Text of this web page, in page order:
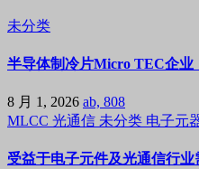
未分类
半导体制冷片Micro TEC企
8 月 1, 2026 ab, 808
MLCC 光通信 未分类 电子元
受益于电子元件及光通信行